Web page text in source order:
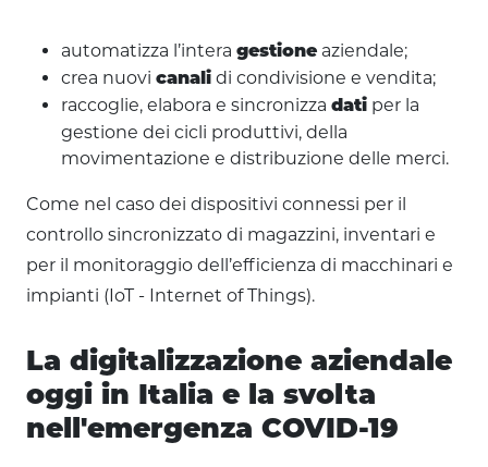
automatizza l’intera gestione aziendale;
crea nuovi canali di condivisione e vendita;
raccoglie, elabora e sincronizza dati per la
gestione dei cicli produttivi, della
movimentazione e distribuzione delle merci.
Come nel caso dei dispositivi connessi per il
controllo sincronizzato di magazzini, inventari e
per il monitoraggio dell’efficienza di macchinari e
impianti (IoT - Internet of Things).
La digitalizzazione aziendale
oggi in Italia e la svolta
nell'emergenza COVID-19